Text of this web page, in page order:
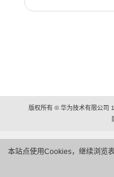
本站点使用Cookies，继续浏览
版权所有 © 华为技术有限公司